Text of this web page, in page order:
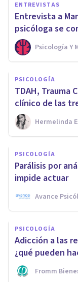
ENTREVISTAS
Entrevista a
psicóloga se
Psicología Y
PSICOLOGÍA
TDAH, Trauma
clínico de las
Hermelinda
PSICOLOGÍA
Parálisis por
impide actuar
Avance
PSICOLOGÍA
Adicción a las
¿qué pueden
Fromm